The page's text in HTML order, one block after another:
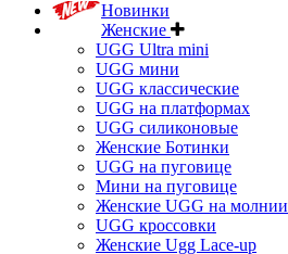
Новинки
Женские
UGG Ultra mini
UGG мини
UGG классические
UGG на платформах
UGG силиконовые
Женские Ботинки
UGG на пуговице
Мини на пуговице
Женские UGG на молнии
UGG кроссовки
Женские Ugg Lace-up